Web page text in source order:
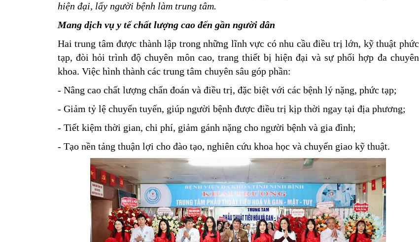
hiện đại, lấy người bệnh làm trung tâm.
Mang dịch vụ y tế chất lượng cao đến gần người dân
Hai trung tâm được thành lập trong những lĩnh vực có nhu cầu điều trị lớn, kỹ thuật phức
tạp, đòi hỏi trình độ chuyên môn cao, trang thiết bị hiện đại và sự phối hợp đa chuyên
khoa. Việc hình thành các trung tâm chuyên sâu góp phần:
- Nâng cao chất lượng chẩn đoán và điều trị, đặc biệt với các bệnh lý nặng, phức tạp;
- Giảm tỷ lệ chuyển tuyến, giúp người bệnh được điều trị kịp thời ngay tại địa phương;
- Tiết kiệm thời gian, chi phí, giảm gánh nặng cho người bệnh và gia đình;
- Tạo nền tảng thuận lợi cho đào tạo, nghiên cứu khoa học và chuyển giao kỹ thuật.